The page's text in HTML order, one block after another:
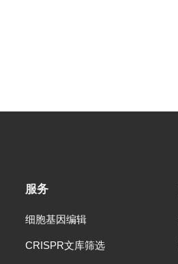
服务
细胞基因编辑
CRISPR文库筛选